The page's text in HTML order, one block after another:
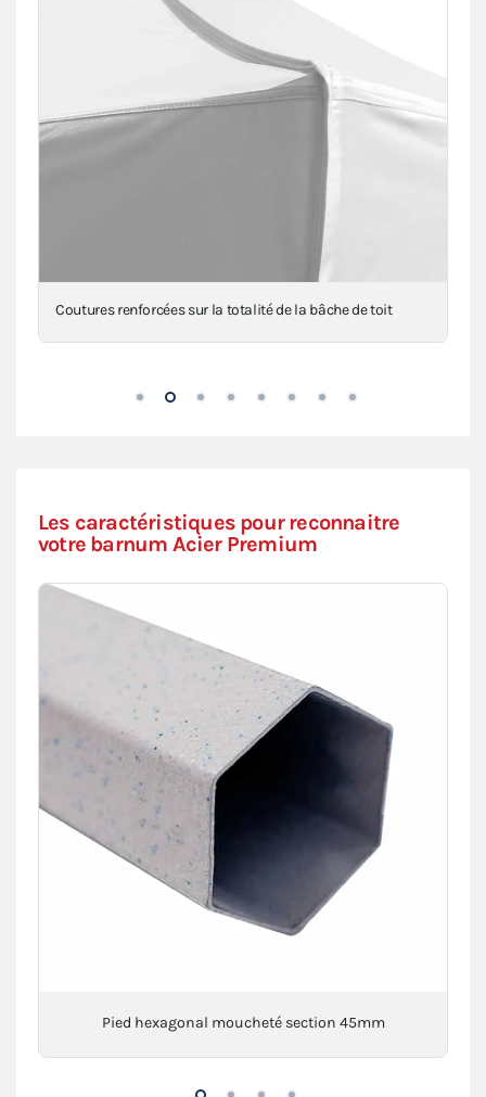
Coutures renforcées sur la totalité de la bâche de toit
Les caractéristiques pour reconnaitre
votre barnum Acier Premium
Pied hexagonal moucheté section 45mm